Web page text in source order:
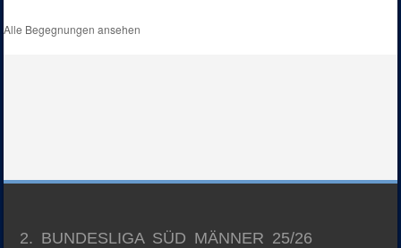
Alle Begegnungen ansehen
2. BUNDESLIGA SÜD MÄNNER 25/26